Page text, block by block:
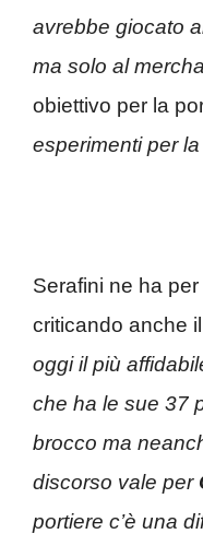
avrebbe giocato
ma solo al
obiettivo per la
esperimenti per
Serafini ne ha
criticando anche
oggi il più
che ha le sue 37
brocco ma
discorso vale per
portiere c’è una